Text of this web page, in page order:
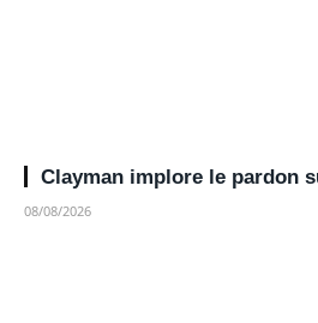
Clayman implore le pardon
08/08/2026